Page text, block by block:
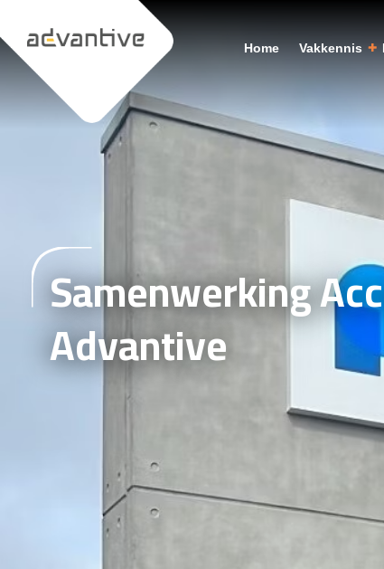
Home Vakkennis
Samenwerking
Advantive